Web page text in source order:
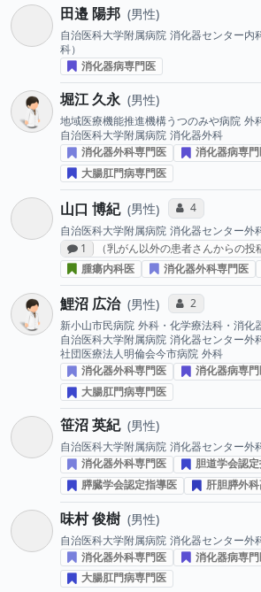
田邉 陽邦 男性
自治医科大学附属病院 消化器センター内
科）
消化器病専門医
堀江 久永 男性
地域医療機能推進機構うつのみや病院 外
自治医科大学附属病院 消化器外科
消化器外科専門医
消化器病専
大腸肛門病専門医
山口 博紀 男性 コミュニケーシ
4
自治医科大学附属病院 消化器センター外
感想投稿数
1
（乳がん以外の患者さんからの
腫瘍内科医
消化器外科専門医
鯉沼 広治 男性 コミュニケーシ
2
新小山市民病院 外科・化学療法科・消化
自治医科大学附属病院 消化器センター外
社団医療法人明倫会今市病院 外科
消化器外科専門医
消化器病専
大腸肛門病専門医
笹沼 英紀 男性
自治医科大学附属病院 消化器センター外
消化器外科専門医
胆道学会認
膵臓学会認定指導医
肝胆膵外
味村 俊樹 男性
自治医科大学附属病院 消化器センター外
消化器外科専門医
消化器病専
大腸肛門病専門医